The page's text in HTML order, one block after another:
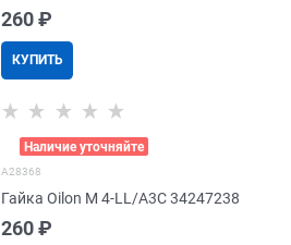
260 ₽
КУПИТЬ
Наличие уточняйте
A28368
Гайка Oilon M 4-LL/A3C 34247238
260 ₽